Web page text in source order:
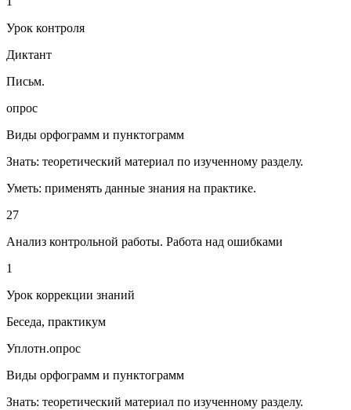
Урок контроля
Диктант
Письм.
опрос
Виды орфограмм и пунктограмм
Знать: теоретический материал по изученному разделу.
Уметь: применять данные знания на практике.
27
Анализ контрольной работы. Работа над ошибками
1
Урок коррекции знаний
Беседа, практикум
Уплотн.опрос
Виды орфограмм и пунктограмм
Знать: теоретический материал по изученному разделу.